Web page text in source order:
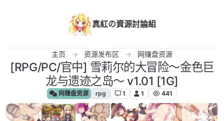
真紅の資源討論組
主页 资源发布区 网赚盘资源
[RPG/PC/官中] 雪莉尔的大冒险～金色巨
龙与遗迹之岛～ v1.01 [1G]
网赚盘资源 rpg 1 1 441